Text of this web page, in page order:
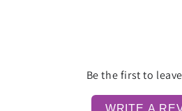
Be the first to
WRITE A